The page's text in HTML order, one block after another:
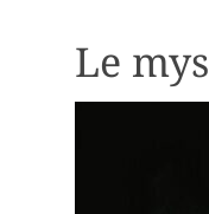
Le